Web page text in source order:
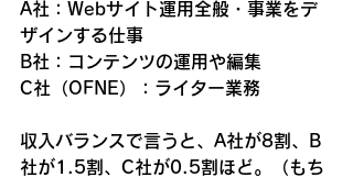
A社：Webサイト運用全般・事業をデ
ザインする仕事
B社：コンテンツの運用や編集
C社（OFNE）：ライター業務
収入バランスで言うと、A社が8割、B
社が1.5割、C社が0.5割ほど。（もち